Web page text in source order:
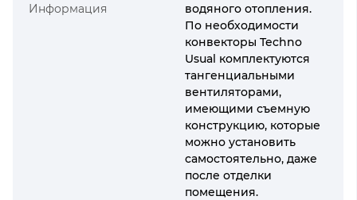
Информация
водяного отопления.
По необходимости
конвекторы Techno
Usual комплектуются
тангенциальными
вентиляторами,
имеющими съемную
конструкцию, которые
можно установить
самостоятельно, даже
после отделки
помещения.